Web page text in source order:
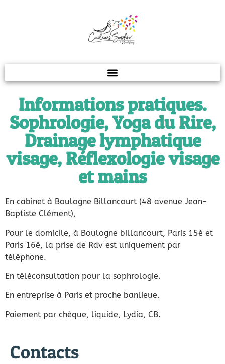
Informations pratiques.
Sophrologie, Yoga du Rire,
Drainage lymphatique
visage, Réflexologie visage
et mains
En cabinet à Boulogne Billancourt (48 avenue Jean-
Baptiste Clément),
Pour le domicile, à Boulogne billancourt, Paris 15è et
Paris 16è, la prise de Rdv est uniquement par
téléphone.
En téléconsultation pour la sophrologie.
En entreprise à Paris et proche banlieue.
Paiement par chèque, liquide, Lydia, CB.
Contacts